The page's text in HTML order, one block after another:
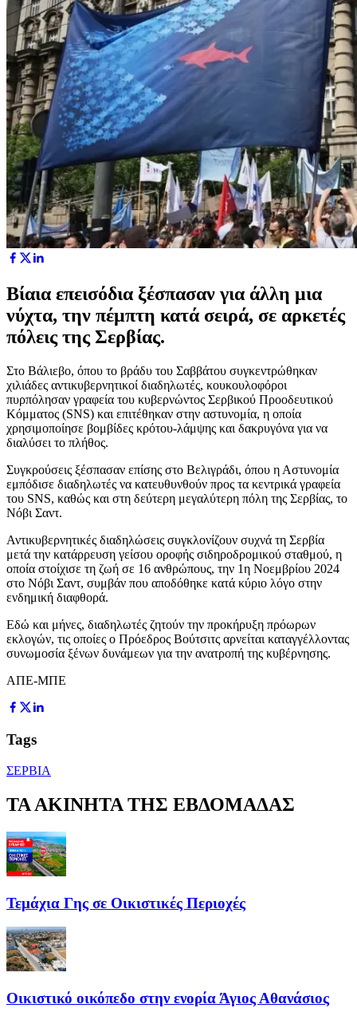
Βίαια επεισόδια ξέσπασαν για άλλη μια
νύχτα, την πέμπτη κατά σειρά, σε αρκετές
πόλεις της Σερβίας.
Στο Βάλιεβο, όπου το βράδυ του Σαββάτου συγκεντρώθηκαν
χιλιάδες αντικυβερνητικοί διαδηλωτές, κουκουλοφόροι
πυρπόλησαν γραφεία του κυβερνώντος Σερβικού Προοδευτικού
Κόμματος (SNS) και επιτέθηκαν στην αστυνομία, η οποία
χρησιμοποίησε βομβίδες κρότου-λάμψης και δακρυγόνα για να
διαλύσει το πλήθος.
Συγκρούσεις ξέσπασαν επίσης στο Βελιγράδι, όπου η Αστυνομία
εμπόδισε διαδηλωτές να κατευθυνθούν προς τα κεντρικά γραφεία
του SNS, καθώς και στη δεύτερη μεγαλύτερη πόλη της Σερβίας, το
Νόβι Σαντ.
Αντικυβερνητικές διαδηλώσεις συγκλονίζουν συχνά τη Σερβία
μετά την κατάρρευση γείσου οροφής σιδηροδρομικού σταθμού, η
οποία στοίχισε τη ζωή σε 16 ανθρώπους, την 1η Νοεμβρίου 2024
στο Νόβι Σαντ, συμβάν που αποδόθηκε κατά κύριο λόγο στην
ενδημική διαφθορά.
Εδώ και μήνες, διαδηλωτές ζητούν την προκήρυξη πρόωρων
εκλογών, τις οποίες ο Πρόεδρος Βούτσιτς αρνείται καταγγέλλοντας
συνωμοσία ξένων δυνάμεων για την ανατροπή της κυβέρνησης.
ΑΠΕ-ΜΠΕ
Tags
ΣΕΡΒΙΑ
ΤΑ ΑΚΙΝΗΤΑ ΤΗΣ ΕΒΔΟΜΑΔΑΣ
Τεμάχια Γης σε Οικιστικές Περιοχές
Οικιστικό οικόπεδο στην ενορία Άγιος Αθανάσιος